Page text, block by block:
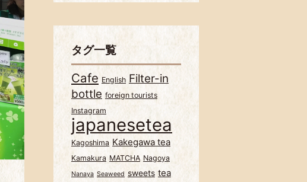
タグ一覧
Cafe English Filter-in
bottle foreign tourists
Instagram
japanesetea
Kagoshima Kakegawa tea
Kamakura MATCHA Nagoya
Nanaya Seaweed sweets tea